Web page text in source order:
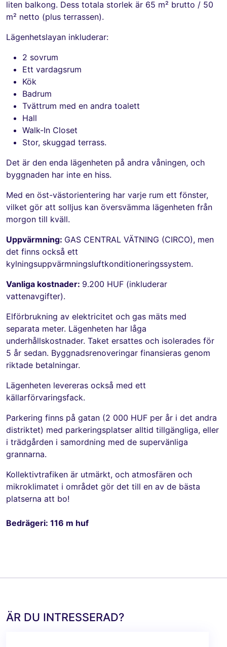
liten balkong. Dess totala storlek är 65 m² brutto / 50
m² netto (plus terrassen).
Lägenhetslayan inkluderar:
2 sovrum
Ett vardagsrum
Kök
Badrum
Tvättrum med en andra toalett
Hall
Walk-In Closet
Stor, skuggad terrass.
Det är den enda lägenheten på andra våningen, och
byggnaden har inte en hiss.
Med en öst-västorientering har varje rum ett fönster,
vilket gör att solljus kan översvämma lägenheten från
morgon till kväll.
Uppvärmning: GAS CENTRAL VÄTNING (CIRCO), men
det finns också ett
kylningsuppvärmningsluftkonditioneringssystem.
Vanliga kostnader: 9.200 HUF (inkluderar
vattenavgifter).
Elförbrukning av elektricitet och gas mäts med
separata meter. Lägenheten har låga
underhållskostnader. Taket ersattes och isolerades för
5 år sedan. Byggnadsrenoveringar finansieras genom
riktade betalningar.
Lägenheten levereras också med ett
källarförvaringsfack.
Parkering finns på gatan (2 000 HUF per år i det andra
distriktet) med parkeringsplatser alltid tillgängliga, eller
i trädgården i samordning med de supervänliga
grannarna.
Kollektivtrafiken är utmärkt, och atmosfären och
mikroklimatet i området gör det till en av de bästa
platserna att bo!
Bedrägeri: 116 m huf
ÄR DU INTRESSERAD?